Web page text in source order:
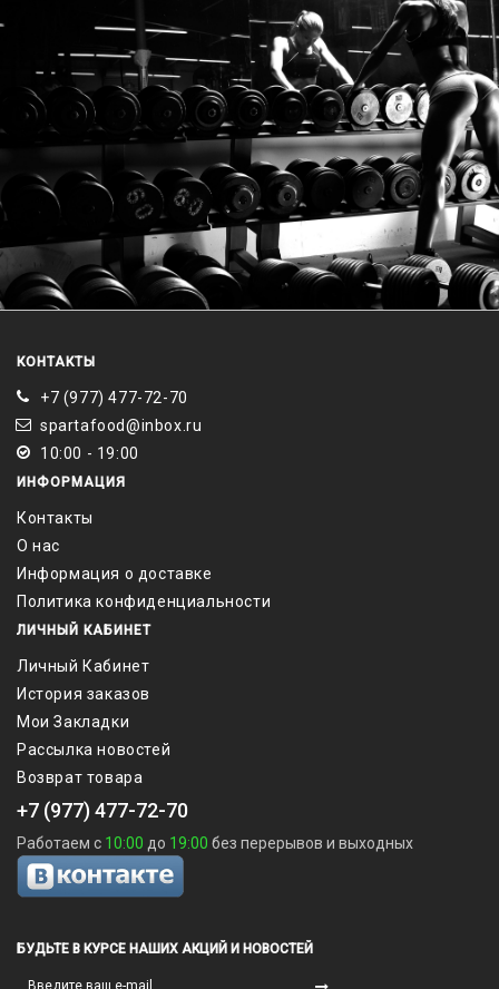
КОНТАКТЫ
+7 (977) 477-72-70
spartafood@inbox.ru
10:00 - 19:00
ИНФОРМАЦИЯ
Контакты
О нас
Информация о доставке
Политика конфиденциальности
ЛИЧНЫЙ КАБИНЕТ
Личный Кабинет
История заказов
Мои Закладки
Рассылка новостей
Возврат товара
+7 (977) 477-72-70
Работаем с 10:00 до 19:00 без перерывов и выходных
БУДЬТЕ В КУРСЕ НАШИХ АКЦИЙ И НОВОСТЕЙ